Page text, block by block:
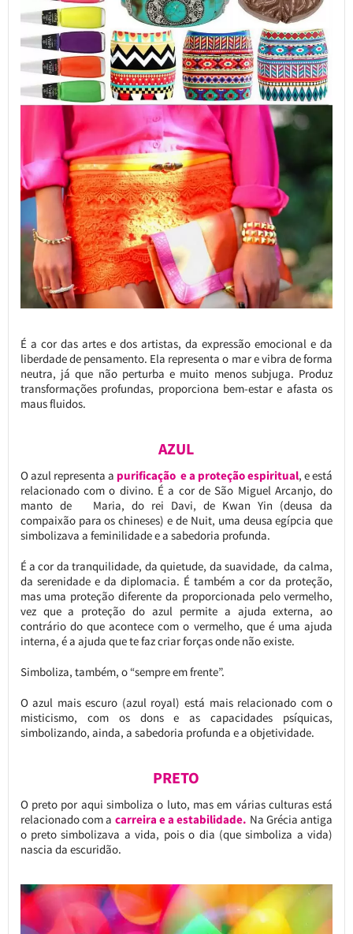
É a cor das artes e dos artistas, da expressão emocional e da
liberdade de pensamento. Ela representa o mar e vibra de forma
neutra, já que não perturba e muito menos subjuga. Produz
transformações profundas, proporciona bem-estar e afasta os
maus fluidos.
AZUL
O azul representa a purificação e a proteção espiritual, e está
relacionado com o divino. É a cor de São Miguel Arcanjo, do
manto de Maria, do rei Davi, de Kwan Yin (deusa da
compaixão para os chineses) e de Nuit, uma deusa egípcia que
simbolizava a feminilidade e a sabedoria profunda.
É a cor da tranquilidade, da quietude, da suavidade, da calma,
da serenidade e da diplomacia. É também a cor da proteção,
mas uma proteção diferente da proporcionada pelo vermelho,
vez que a proteção do azul permite a ajuda externa, ao
contrário do que acontece com o vermelho, que é uma ajuda
interna, é a ajuda que te faz criar forças onde não existe.
Simboliza, também, o “sempre em frente”.
O azul mais escuro (azul royal) está mais relacionado com o
misticismo, com os dons e as capacidades psíquicas,
simbolizando, ainda, a sabedoria profunda e a objetividade.
PRETO
O preto por aqui simboliza o luto, mas em várias culturas está
relacionado com a carreira e a estabilidade. Na Grécia antiga
o preto simbolizava a vida, pois o dia (que simboliza a vida)
nascia da escuridão.